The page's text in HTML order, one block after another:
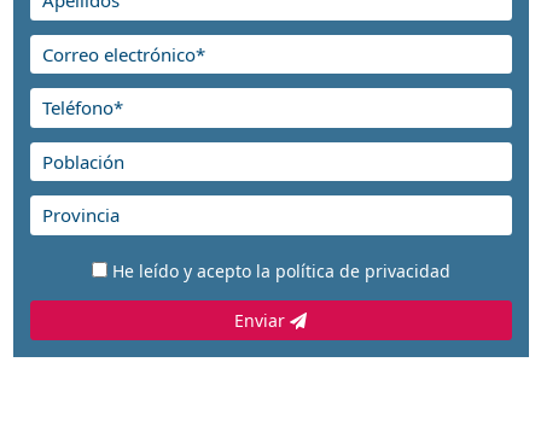
He leído y acepto la política de privacidad
Enviar